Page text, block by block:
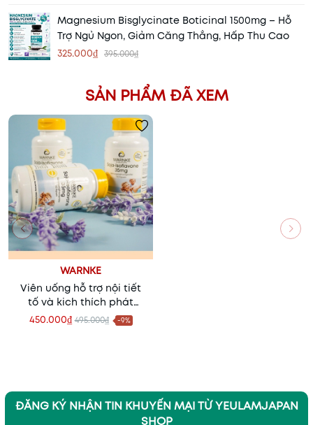
Magnesium Bisglycinate Boticinal 1500mg – Hỗ
Trợ Ngủ Ngon, Giảm Căng Thẳng, Hấp Thu Cao
325.000₫ 395.000₫
SẢN PHẨM ĐÃ XEM
WARNKE
Viên uống hỗ trợ nội tiết
tố và kich thích phát
triển vòng 1 Warnke Soja-
Isoflavone -100 viên
450.000₫ 495.000₫ -9%
ĐĂNG KÝ NHẬN TIN KHUYẾN MẠI TỪ YEULAMJAPAN
SHOP